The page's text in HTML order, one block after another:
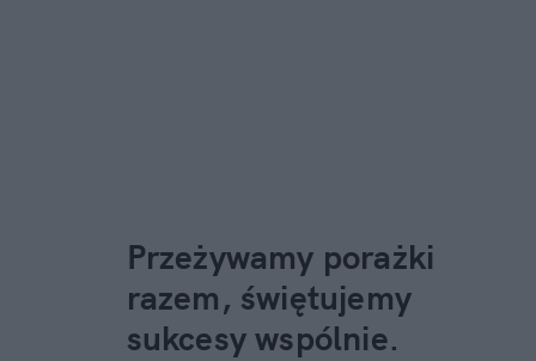
Przeżywamy porażki
razem, świętujemy
sukcesy wspólnie.